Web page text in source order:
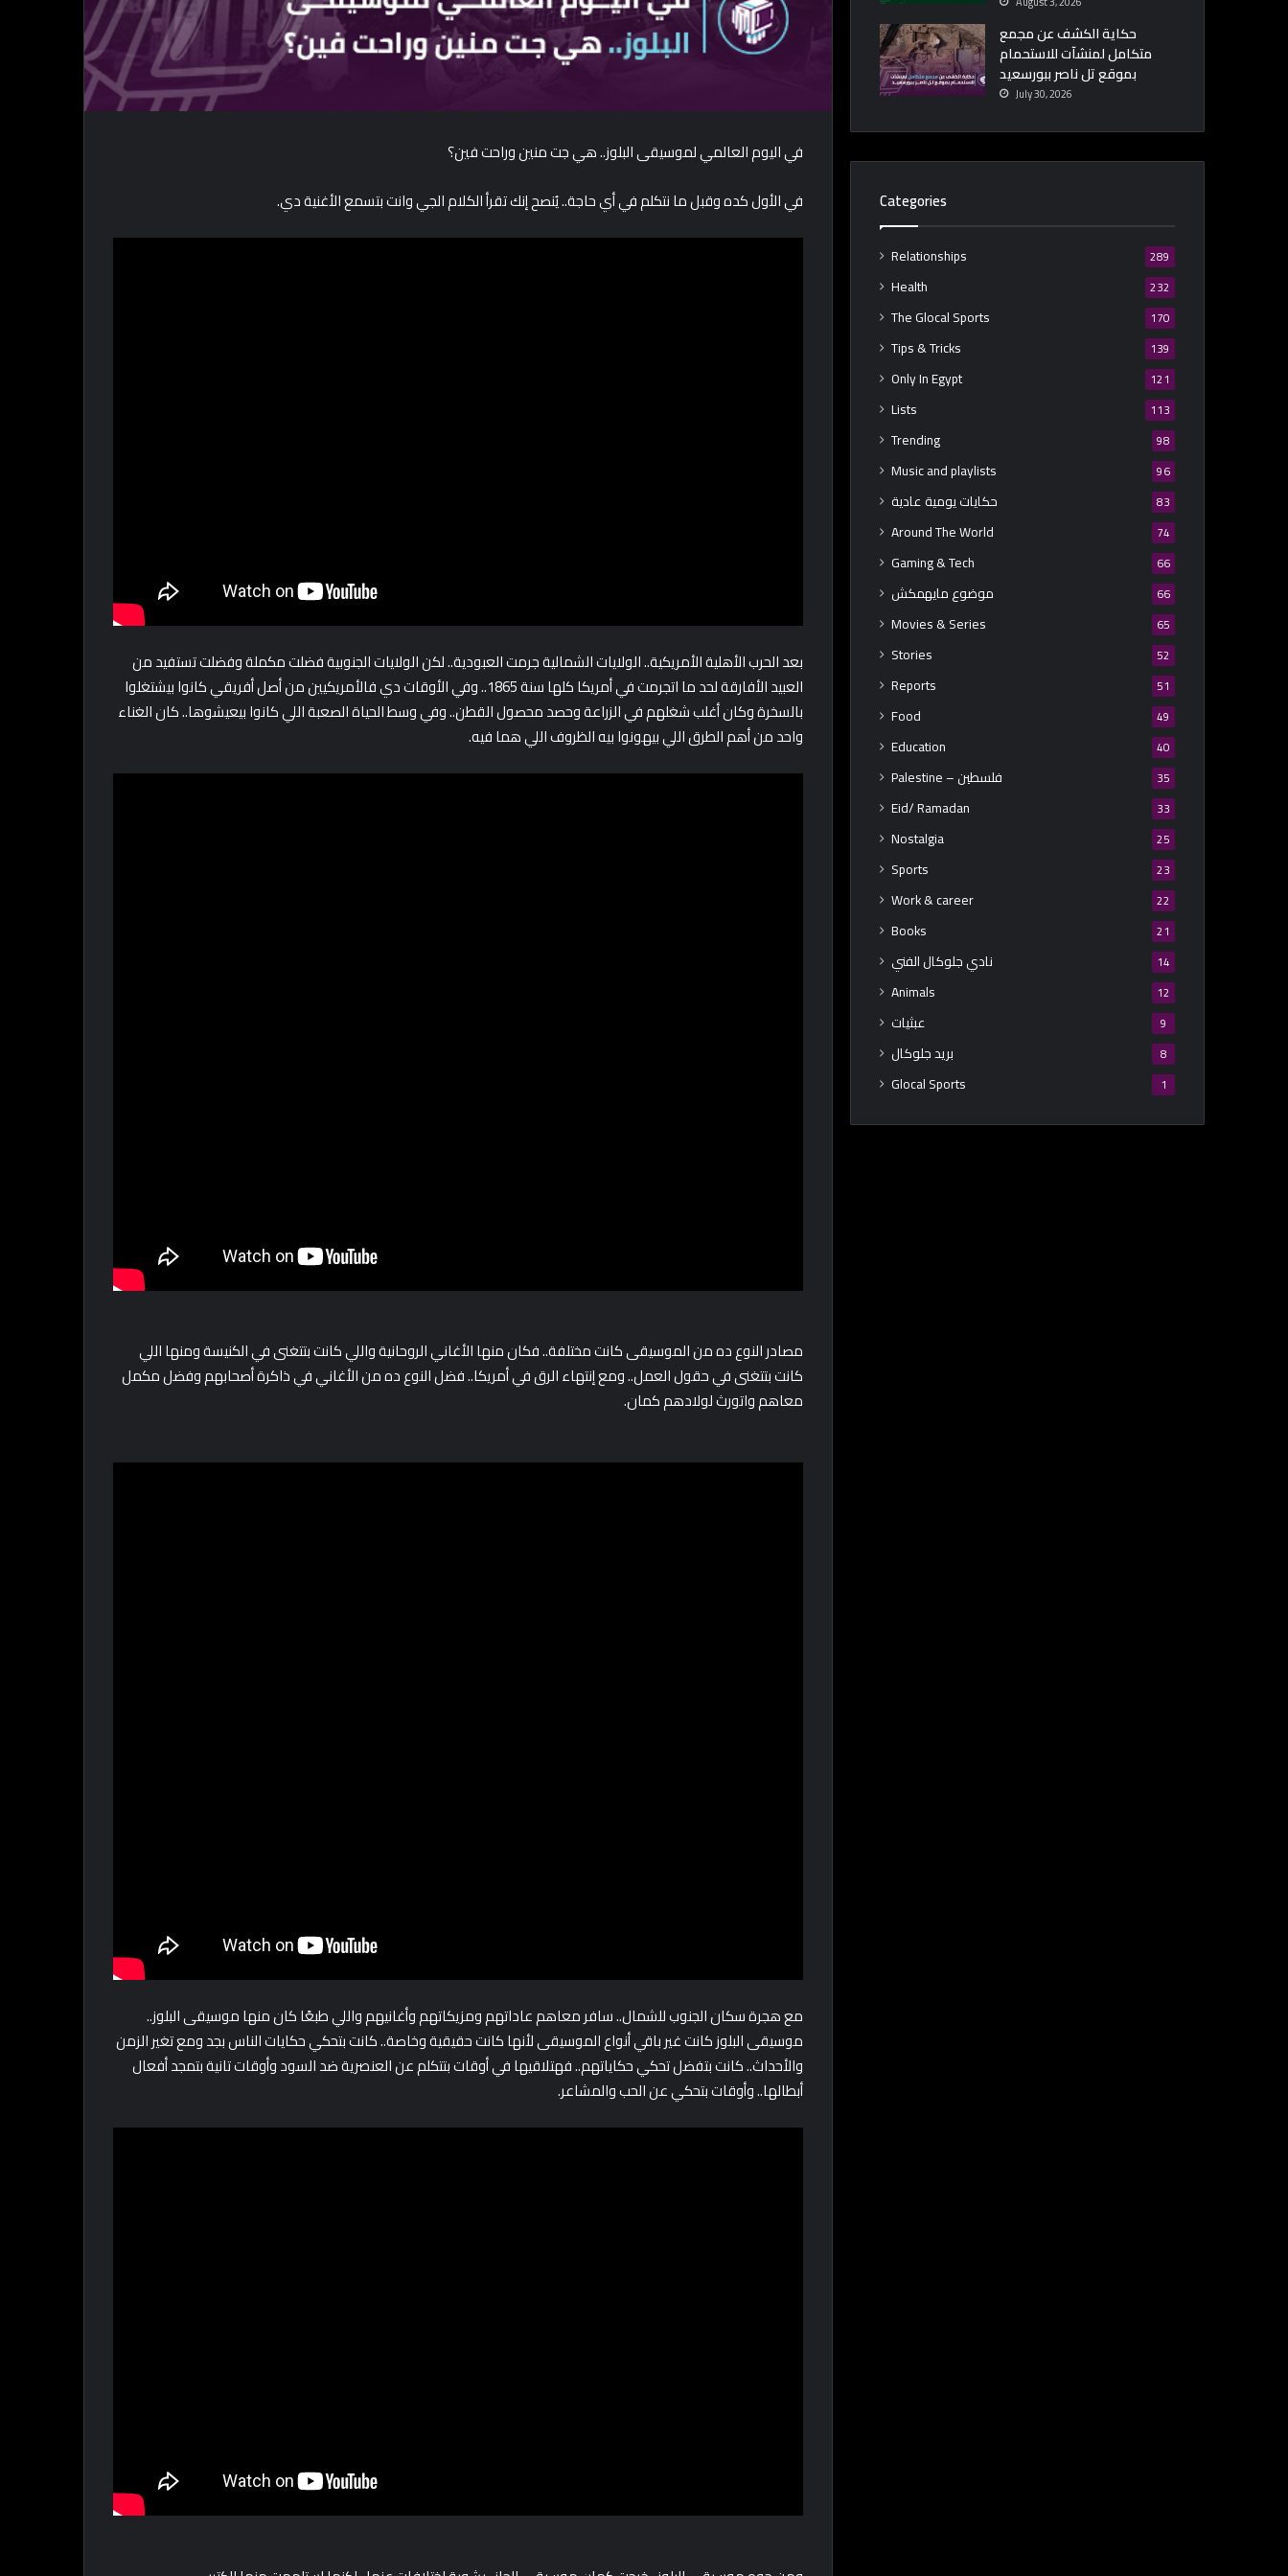
في اليوم العالمي لموسيقى البلوز.. هي جت منين وراحت فين؟
في الأول كده وقبل ما نتكلم في أي حاجة.. يُنصح إنك تقرأ الكلام الجي وانت بتسمع الأغنية دي.
بعد الحرب الأهلية الأمريكية.. الولايات الشمالية جرمت العبودية.. لكن الولايات الجنوبية فضلت مكملة وفضلت تستفيد من
العبيد الأفارقة لحد ما اتجرمت في أمريكا كلها سنة 1865.. وفي الأوقات دي فالأمريكيين من أصل أفريقي كانوا بيشتغلوا
بالسخرة وكان أغلب شغلهم في الزراعة وحصد محصول القطن.. وفي وسط الحياة الصعبة اللي كانوا بيعيشوها.. كان الغناء
واحد من أهم الطرق اللي بيهونوا بيه الظروف اللي هما فيه.
مصادر النوع ده من الموسيقى كانت مختلفة.. فكان منها الأغاني الروحانية واللي كانت بتتغنى في الكنيسة ومنها اللي
كانت بتتغنى في حقول العمل.. ومع إنتهاء الرق في أمريكا.. فضل النوع ده من الأغاني في ذاكرة أصحابهم وفضل مكمل
معاهم واتورث لولادهم كمان.
مع هجرة سكان الجنوب للشمال.. سافر معاهم عاداتهم ومزيكاتهم وأغانيهم واللي طبعًا كان منها موسيقى البلوز..
موسيقى البلوز كانت غير باقي أنواع الموسيقى لأنها كانت حقيقية وخاصة.. كانت بتحكي حكايات الناس بجد ومع تغير الزمن
والأحداث.. كانت بتفضل تحكي حكاياتهم.. فهتلاقيها في أوقات بتتكلم عن العنصرية ضد السود وأوقات تانية بتمجد أفعال
أبطالها.. وأوقات بتحكي عن الحب والمشاعر.
حكاية الكشف عن مجمع
متكامل لمنشآت للاستحمام
بموقع تل ناصر ببورسعيد
July 30, 2026
Categories
Relationships 289
Health 232
The Glocal Sports 170
Tips & Tricks 139
Only In Egypt 121
Lists 113
Trending 98
Music and playlists 96
حكايات يومية عادية 83
Around The World 74
Gaming & Tech 66
موضوع مايهمكش 66
Movies & Series 65
Stories 52
Reports 51
Food 49
Education 40
Palestine – فلسطين 35
Eid/ Ramadan 33
Nostalgia 25
Sports 23
Work & career 22
Books 21
نادي جلوكال الفني 14
Animals 12
عبثيات 9
بريد جلوكال 8
Glocal Sports 1